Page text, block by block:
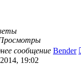
сообщение Bender
19:02